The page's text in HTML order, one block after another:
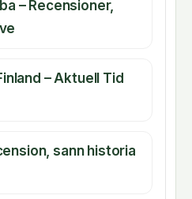
– Recensioner,
– Aktuell Tid
sann historia